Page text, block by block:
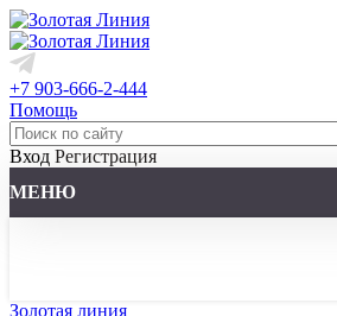
+7 903-666-2-444
Помощь
Вход Регистрация
МЕНЮ
Золотая линия